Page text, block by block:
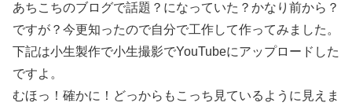
あちこちのブログで話題？になっていた？かなり前から？
ですが？今更知ったので自分で工作して作ってみました。
下記は小生製作で小生撮影でYouTubeにアップロードした
ですよ。
むほっ！確かに！どっからもこっち見ているように見えま